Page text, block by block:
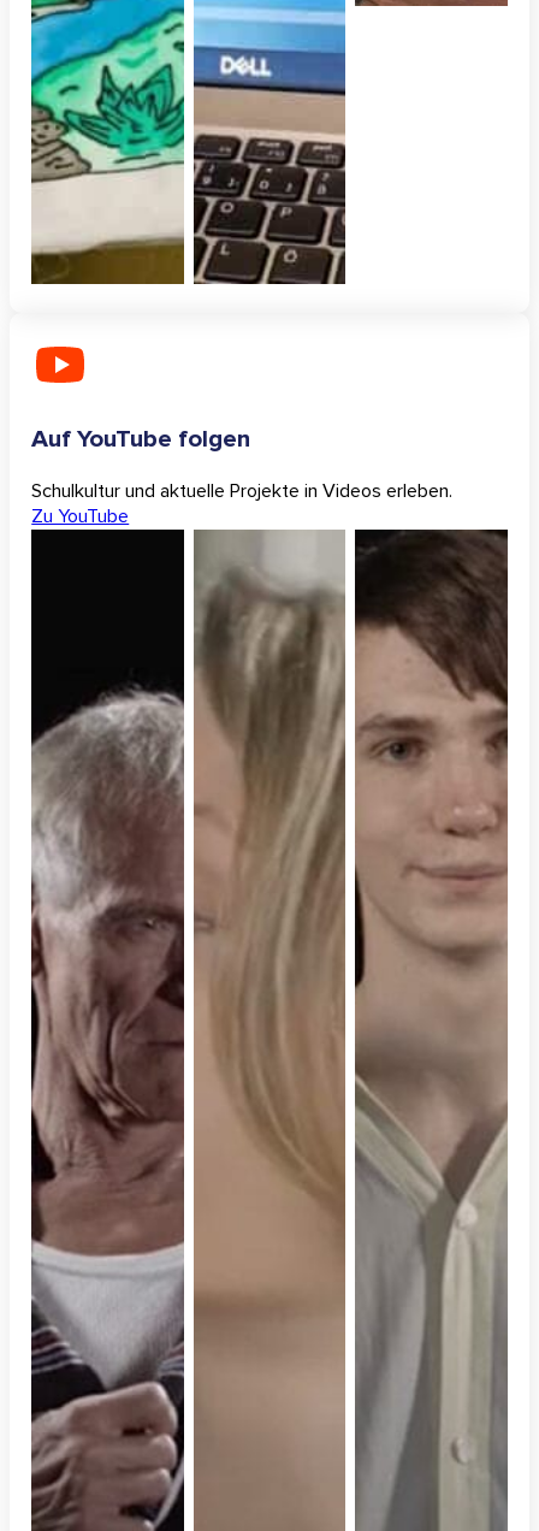
Auf YouTube folgen
Schulkultur und aktuelle Projekte in Videos erleben.
Zu YouTube